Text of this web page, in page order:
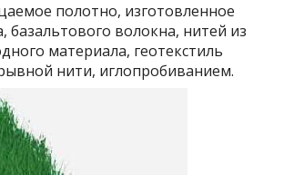
полотно, изготовленное
волокна, нитей из
материала, геотекстиль
нити, иглопробиванием.